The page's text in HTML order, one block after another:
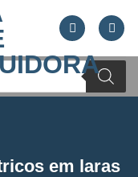
em laras